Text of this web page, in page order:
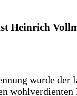
Heinrich
wurde der
wohlverdienten